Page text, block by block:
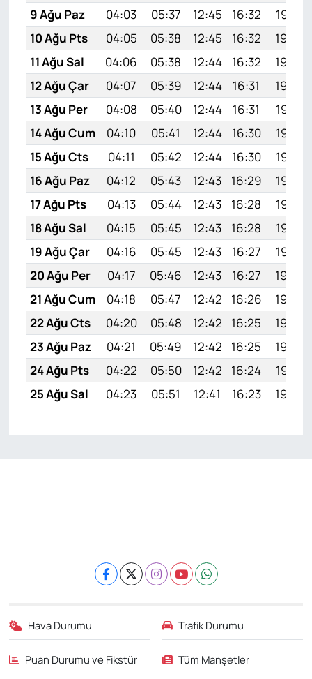
9 Ağu Paz
04:03 05:37 12:45 16:32
19:43
10 Ağu Pts
04:05 05:38 12:45 16:32
19:42
11 Ağu Sal
04:06 05:38 12:44 16:32
19:40
12 Ağu Çar
04:07 05:39 12:44 16:31
19:39
13 Ağu Per
04:08 05:40 12:44 16:31
19:38
14 Ağu Cum
04:10 05:41 12:44 16:30
19:37
15 Ağu Cts
04:11 05:42 12:44 16:30
19:35
16 Ağu Paz
04:12 05:43 12:43 16:29
19:34
17 Ağu Pts
04:13 05:44 12:43 16:28
19:33
18 Ağu Sal
04:15 05:45 12:43 16:28
19:32
19 Ağu Çar
04:16 05:45 12:43 16:27
19:30
20 Ağu Per
04:17 05:46 12:43 16:27
19:29
21 Ağu Cum
04:18 05:47 12:42 16:26
19:28
22 Ağu Cts
04:20 05:48 12:42 16:25
19:26
23 Ağu Paz
04:21 05:49 12:42 16:25
19:25
24 Ağu Pts
04:22 05:50 12:42 16:24
19:23
25 Ağu Sal
04:23 05:51 12:41 16:23 19:22
Hava Durumu Trafik Durumu
Puan Durumu ve Fikstür Tüm Manşetler